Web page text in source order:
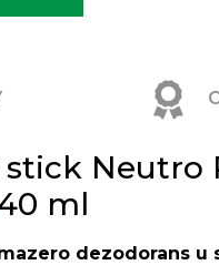
stick Neutro
ml
dezodorans